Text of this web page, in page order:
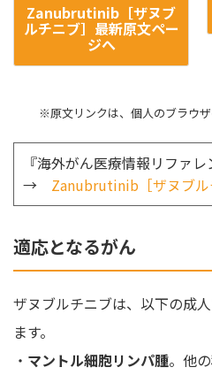
Zanubrutinib［ザヌブ
ルチニブ］最新原文ペー
ジへ
※原文リンクは、個人のブラウザ
『海外がん医療情報リファ
→ Zanubrutinib［ザヌブル
適応となるがん
ザヌブルチニブは、以下の成
ます。
・ マントル細胞リンパ腫。他